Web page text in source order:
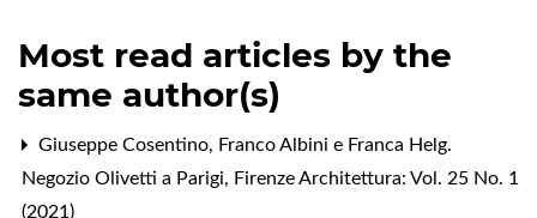
Most read articles by the
same author(s)
Giuseppe Cosentino, Franco Albini e Franca Helg.
Negozio Olivetti a Parigi, Firenze Architettura: Vol. 25 No. 1
(2021)